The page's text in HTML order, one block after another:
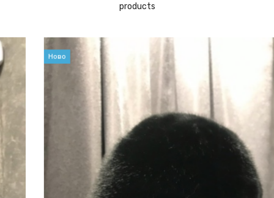
products